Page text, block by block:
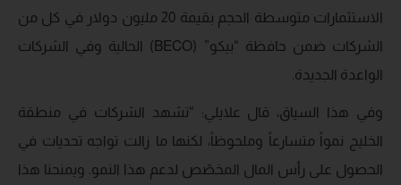
الاستثمارات متوسطة الحجم بقيمة 20 مليون دولار في كل من
الشركات ضمن حافظة “بيكو” (BECO) الحالية وفي الشركات
الواعدة الجديدة.
وفي هذا السياق، قال علايلي: “تشهد الشركات في منطقة
الخليج نمواً متسارعاً وملحوظاً، لكنها ما زالت تواجه تحديات في
الحصول على رأس المال المخصّص لدعم هذا النمو. ويمنحنا هذا